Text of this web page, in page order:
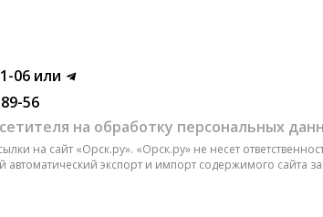
06 или
56
на обработку персональных
на сайт «Орск.ру». «Орск.ру» не несет
экспорт и импорт содержимого сайта